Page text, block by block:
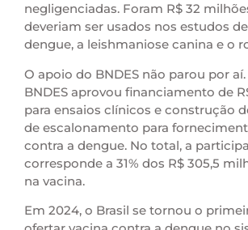
negligenciadas. Foram R$ 32
deveriam ser usados nos estudos
dengue, a leishmaniose canina e o
O apoio do BNDES não parou por aí.
BNDES aprovou financiamento de
para ensaios clínicos e construção
de escalonamento para
contra a dengue. No total, a
corresponde a 31% dos R$ 305,5
na vacina.
Em 2024, o Brasil se tornou o